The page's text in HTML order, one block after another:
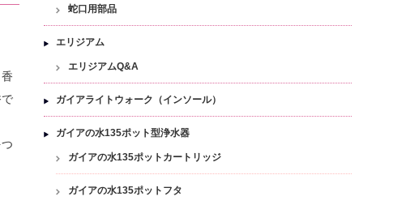
蛇口用部品
エリジアム
エリジアムQ&A
ガイアライトウォーク（インソール）
ガイアの水135ポット型浄水器
ガイアの水135ポットカートリッジ
ガイアの水135ポットフタ